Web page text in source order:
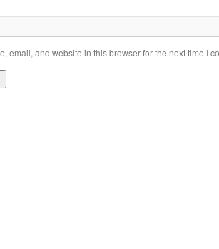
email, and website in this browser for the next time I